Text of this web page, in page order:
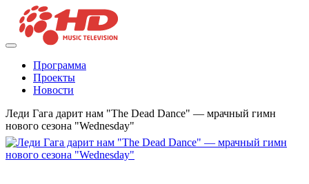
Программа
Проекты
Новости
Леди Гага дарит нам "The Dead Dance" — мрачный гимн
нового сезона "Wednesday"